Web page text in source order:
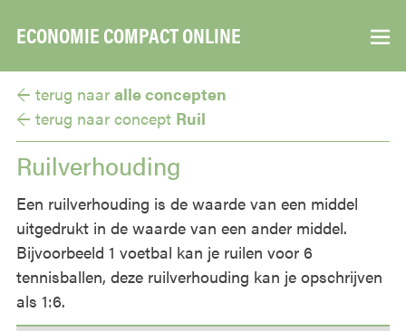
ECONOMIE COMPACT ONLINE ▼
← terug naar alle concepten
← terug naar concept Ruil
Ruilverhouding
Een ruilverhouding is de waarde van een middel
uitgedrukt in de waarde van een ander middel.
Bijvoorbeeld 1 voetbal kan je ruilen voor 6
tennisballen, deze ruilverhouding kan je opschrijven
als 1:6.